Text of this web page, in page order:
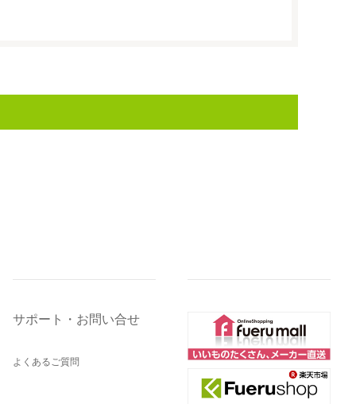
サポート・お問い合せ
よくあるご質問